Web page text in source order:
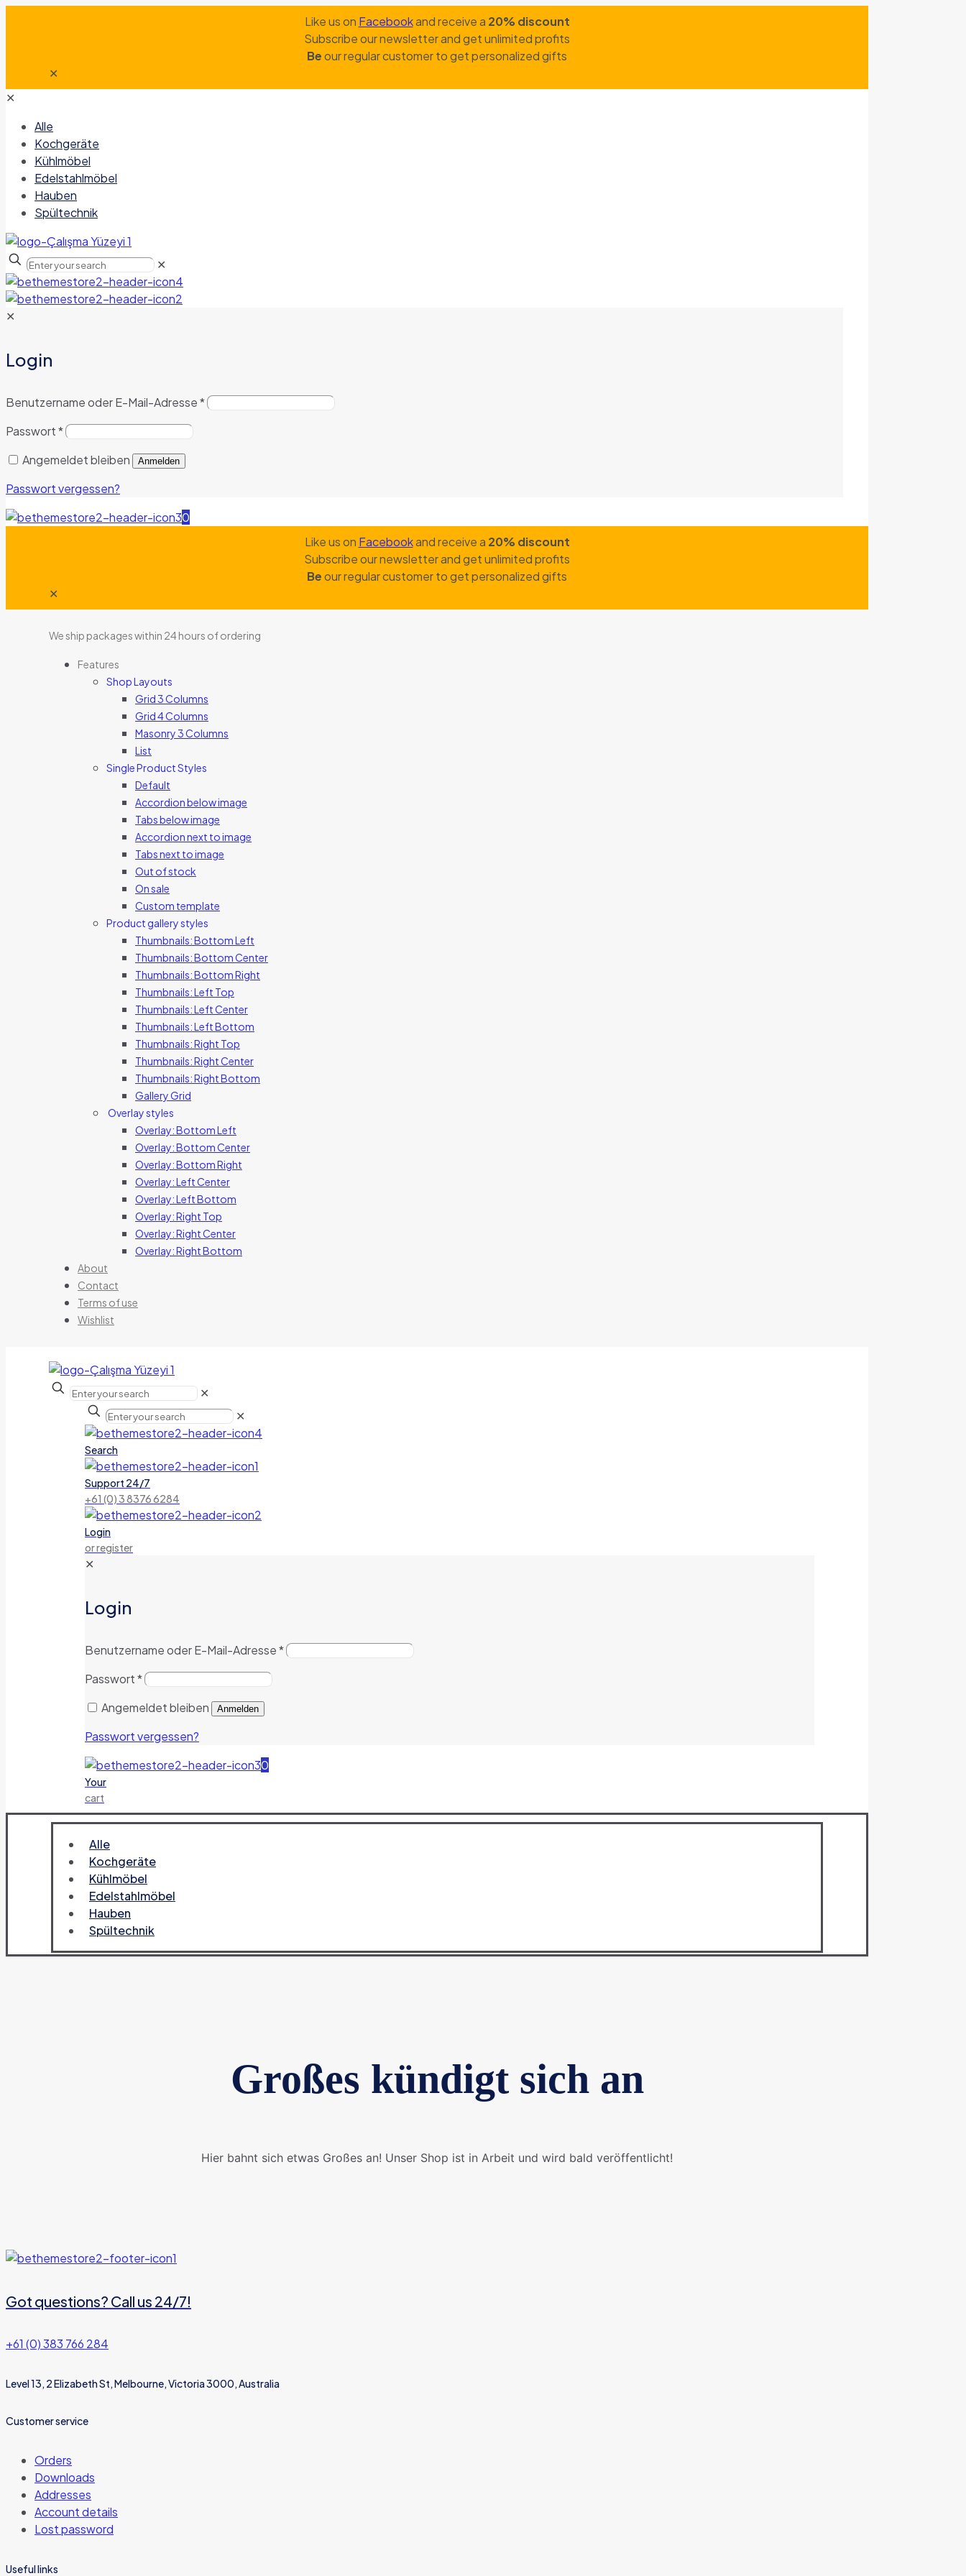
Like us on Facebookand receive a 20% discount
Subscribe our newsletter and get unlimited profits
Beour regular customer to get personalized gifts
✕
✕
Alle
Kochgeräte
Kühlmöbel
Edelstahlmöbel
Hauben
Spültechnik
✕
✕
Login
Benutzername oder E-Mail-Adresse*
Passwort*
Angemeldet bleiben
Anmelden
Passwort vergessen?
0
Like us on Facebookand receive a 20% discount
Subscribe our newsletter and get unlimited profits
Beour regular customer to get personalized gifts
✕
We ship packages within 24 hours of ordering
Features
Shop Layouts
Grid 3 Columns
Grid 4 Columns
Masonry 3 Columns
List
Single Product Styles
Default
Accordion below image
Tabs below image
Accordion next to image
Tabs next to image
Out of stock
On sale
Custom template
Product gallery styles
Thumbnails: Bottom Left
Thumbnails: Bottom Center
Thumbnails: Bottom Right
Thumbnails: Left Top
Thumbnails: Left Center
Thumbnails: Left Bottom
Thumbnails: Right Top
Thumbnails: Right Center
Thumbnails: Right Bottom
Gallery Grid
Overlay styles
Overlay: Bottom Left
Overlay: Bottom Center
Overlay: Bottom Right
Overlay: Left Center
Overlay: Left Bottom
Overlay: Right Top
Overlay: Right Center
Overlay: Right Bottom
About
Contact
Terms of use
Wishlist
✕
✕
Search
Support 24/7
+61 (0) 3 8376 6284
Login
or register
✕
Login
Benutzername oder E-Mail-Adresse*
Passwort*
Angemeldet bleiben
Anmelden
Passwort vergessen?
0
Your
cart
Alle
Kochgeräte
Kühlmöbel
Edelstahlmöbel
Hauben
Spültechnik
Großes kündigt sich an
Hier bahnt sich etwas Großes an! Unser Shop ist in Arbeit und wird bald veröffentlicht!
Got questions? Call us 24/7!
+61 (0) 383 766 284
Level 13, 2 Elizabeth St, Melbourne, Victoria 3000, Australia
Customer service
Orders
Downloads
Addresses
Account details
Lost password
Useful links